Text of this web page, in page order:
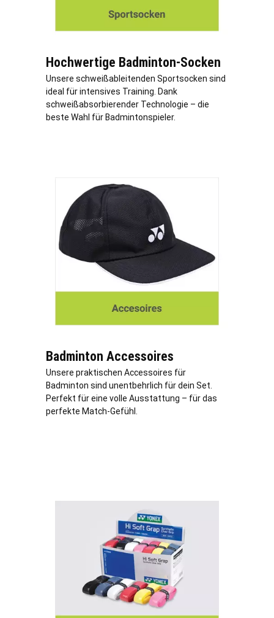
Hochwertige Badminton-Socken
Unsere schweißableitenden Sportsocken sind
ideal für intensives Training. Dank
schweißabsorbierender Technologie – die
beste Wahl für Badmintonspieler.
Badminton Accessoires
Unsere praktischen Accessoires für
Badminton sind unentbehrlich für dein Set.
Perfekt für eine volle Ausstattung – für das
perfekte Match-Gefühl.